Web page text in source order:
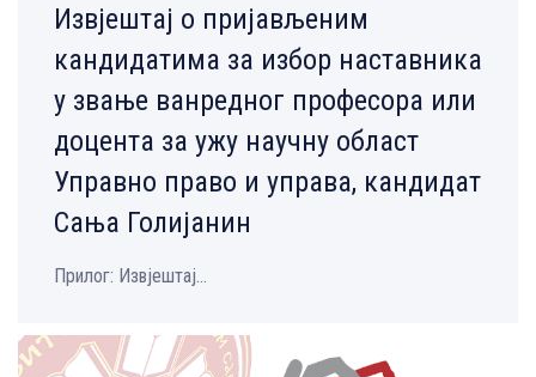
Извјештај о пријављеним
кандидатима за избор наставника
у звање ванредног професора или
доцента за ужу научну област
Управно право и управа, кандидат
Сања Голијанин
Прилог: Извјештај...